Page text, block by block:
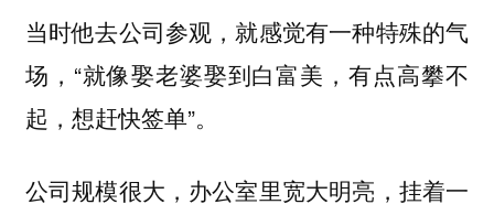
当时他去公司参观，就感觉有一种特殊的气
场，“就像娶老婆娶到白富美，有点高攀不
起，想赶快签单”。
公司规模很大，办公室里宽大明亮，挂着一